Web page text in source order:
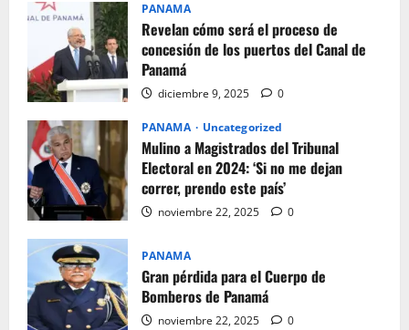
PANAMA
Revelan cómo será el proceso de
concesión de los puertos del Canal de
Panamá
diciembre 9, 2025 0
PANAMA Uncategorized
Mulino a Magistrados del Tribunal
Electoral en 2024: ‘Si no me dejan
correr, prendo este país’
noviembre 22, 2025 0
PANAMA
Gran pérdida para el Cuerpo de
Bomberos de Panamá
noviembre 22, 2025 0